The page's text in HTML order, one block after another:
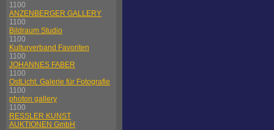
1100
ANZENBERGER GALLERY
1100
Bildraum Studio
1100
Kulturverband Favoriten
1100
JOHANNES FABER
1100
OstLicht. Galerie für Fotografie
1100
photon gallery
1100
RESSLER KUNST
AUKTIONEN GmbH